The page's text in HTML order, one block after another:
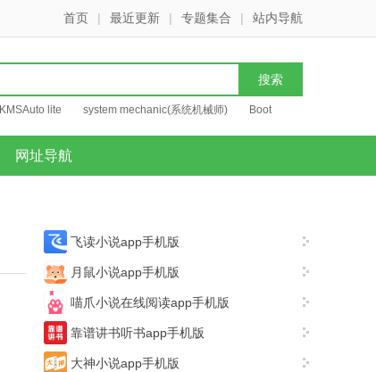
首页 | 最近更新 | 专题集合 | 站内导航
KMSAuto lite system mechanic(系统机械师) Boot
网址导航
飞读小说app手机版
月鼠小说app手机版
喵爪小说在线阅读app手机版
靠谱讲书听书app手机版
大神小说app手机版